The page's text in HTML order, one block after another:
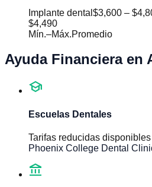
Implante dental $3,600 –
$4,490
Mín.–Máx.Promedio
Ayuda Financiera en
school
Escuelas Dentales
Tarifas reducidas disponibles
Phoenix College Dental
account_balance